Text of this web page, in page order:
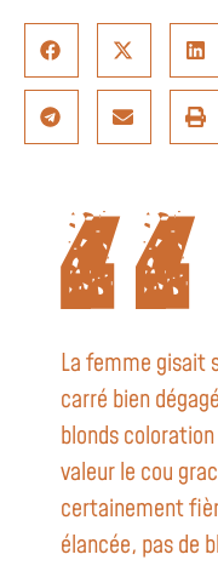
La femme gisait
carré bien
blonds
valeur le cou
certainement
élancée, pas de